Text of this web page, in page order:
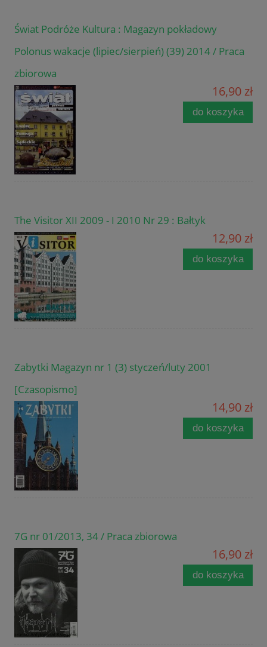
Świat Podróże Kultura : Magazyn pokładowy
Polonus wakacje (lipiec/sierpień) (39) 2014 / Praca
zbiorowa
16,90 zł
do koszyka
The Visitor XII 2009 - I 2010 Nr 29 : Bałtyk
12,90 zł
do koszyka
Zabytki Magazyn nr 1 (3) styczeń/luty 2001
[Czasopismo]
14,90 zł
do koszyka
7G nr 01/2013, 34 / Praca zbiorowa
16,90 zł
do koszyka